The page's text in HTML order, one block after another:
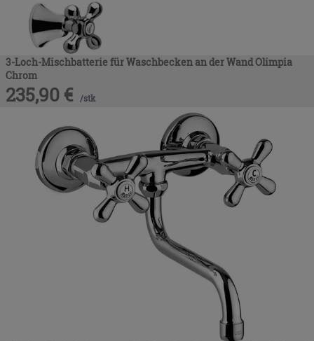
3-Loch-Mischbatterie für Waschbecken an der Wand Olimpia
Chrom
235,90 € /stk